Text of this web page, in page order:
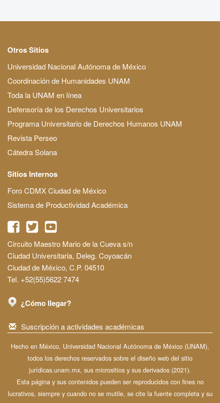
Otros Sitios
Universidad Nacional Autónoma de México
Coordinación de Humanidades UNAM
Toda la UNAM en línea
Defensoría de los Derechos Universitarios
Programa Universitario de Derechos Humanos UNAM
Revista Perseo
Cátedra Solana
Sitios Internos
Foro CDMX Ciudad de México
Sistema de Productividad Académica
Circuito Maestro Mario de la Cueva s/n
Ciudad Universitaria, Deleg. Coyoacán
Ciudad de México, C.P. 04510
Tel. +52(55)5622 7474
¿Cómo llegar?
Suscripción a actividades académicas
Hecho en México, Universidad Nacional Autónoma de México (UNAM),
todos los derechos reservados sobre el diseño web del sitio
jurídicas.unam.mx, sus micrositios y sus derivados (2021).
Esta página y sus contenidos pueden ser reproducidos con fines no
lucrativos, siempre y cuando no se mutile, se cite la fuente completa y su